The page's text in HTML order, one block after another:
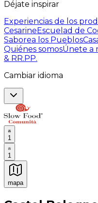
Déjate inspirar
Experiencias de los
CesarineEscuelad de
Saborea los Pueblos
Quiénes somosÚnete a
& RR.PP.
Cambiar idioma
1
1
mapa